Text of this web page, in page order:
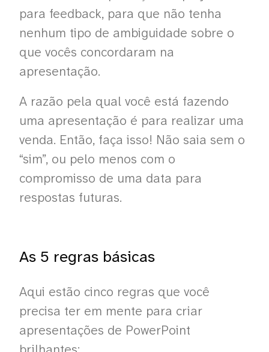
para feedback, para que não tenha
nenhum tipo de ambiguidade sobre o
que vocês concordaram na
apresentação.
A razão pela qual você está fazendo
uma apresentação é para realizar uma
venda. Então, faça isso! Não saia sem o
“sim”, ou pelo menos com o
compromisso de uma data para
respostas futuras.
As 5 regras básicas
Aqui estão cinco regras que você
precisa ter em mente para criar
apresentações de PowerPoint